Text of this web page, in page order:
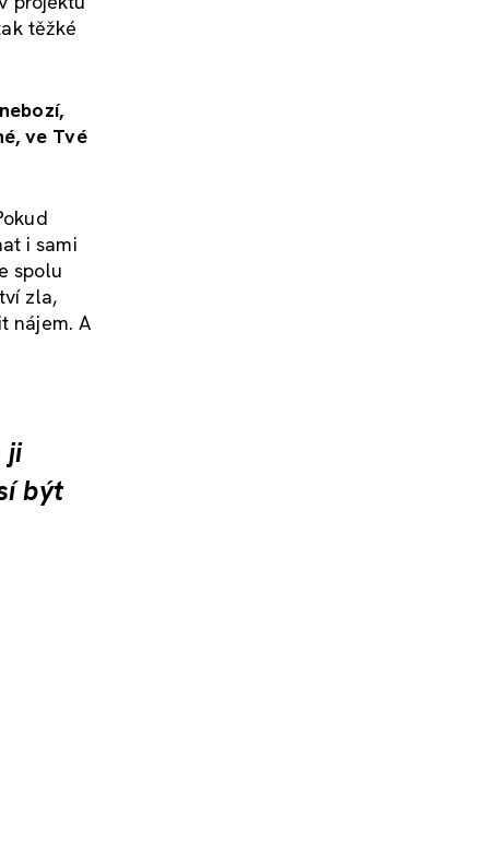
těžké
ve Tvé
i sami
spolu
zla,
nájem. A
ji
být